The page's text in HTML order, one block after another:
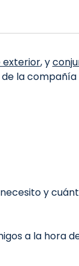
exterior, y
la compañía
y
a la hora